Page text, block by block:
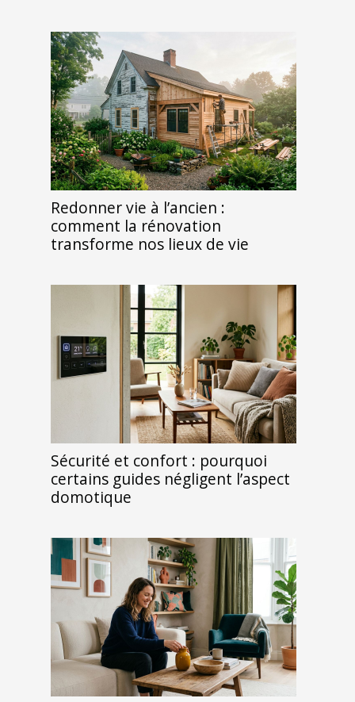
Redonner vie à l’ancien :
comment la rénovation
transforme nos lieux de vie
Sécurité et confort : pourquoi
certains guides négligent l’aspect
domotique